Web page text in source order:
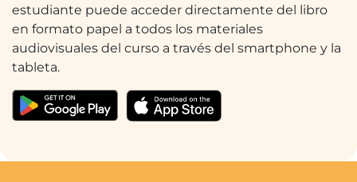
estudiante puede acceder directamente del libro
en formato papel a todos los materiales
audiovisuales del curso a través del smartphone y la
tableta.